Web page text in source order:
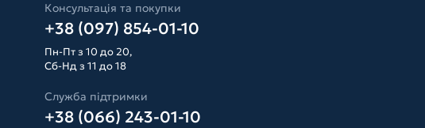
Консультація та покупки
+38 (097) 854-01-10
Пн-Пт з 10 до 20,
Сб-Нд з 11 до 18
Служба підтримки
+38 (066) 243-01-10